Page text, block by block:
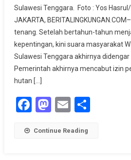
Izin
Di
Sulawesi Tenggara. Foto : Yos
JAKARTA,
tenang. Setelah bertahun-tahun
kepentingan, kini suara masyarakat
Sulawesi Tenggara akhirnya didengar
Pemerintah akhirnya mencabut izin
hutan […]
Facebook
Mastodon
EmailShare
Continue Reading